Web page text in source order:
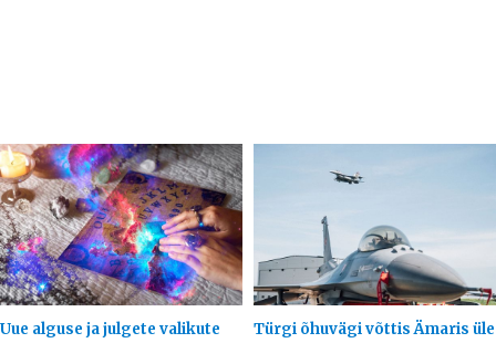
Uue alguse ja julgete valikute
Türgi õhuvägi võttis Ämaris üle